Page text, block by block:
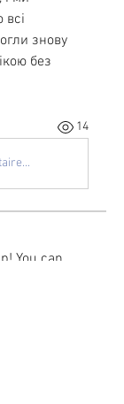
знову
без
14
You can